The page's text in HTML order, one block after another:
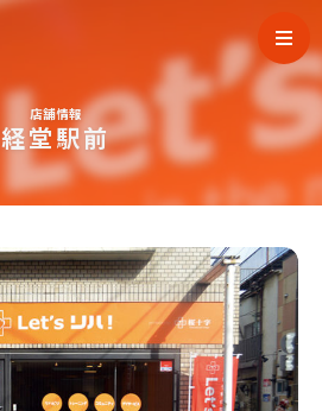
店舗情報
経堂駅前